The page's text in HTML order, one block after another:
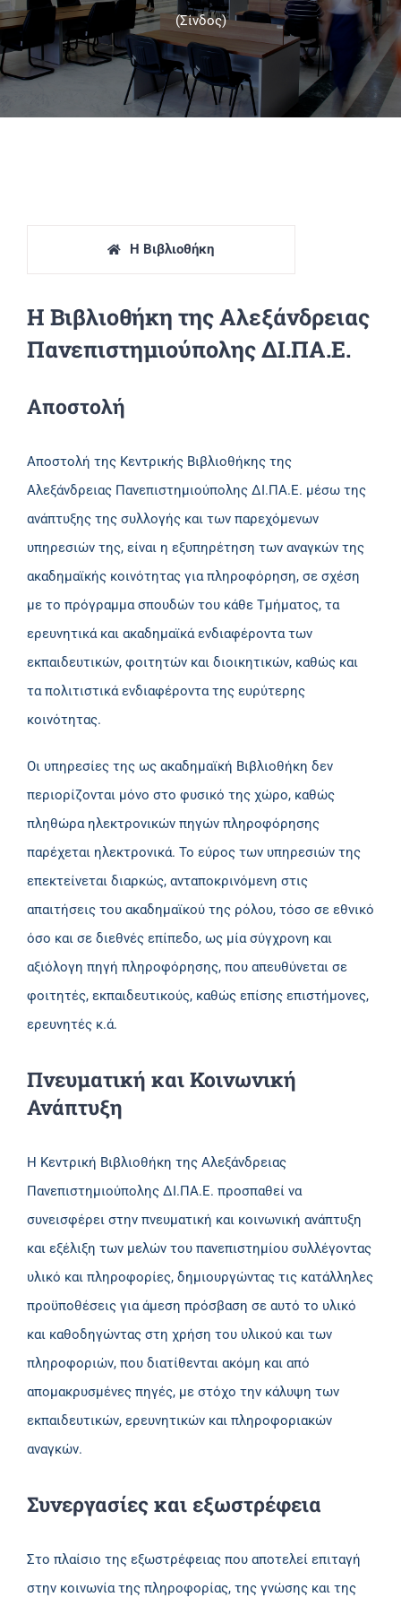
Πανεπιστημιακές Μονάδες
(Σίνδος)
H Βιβλιοθήκη
Η Βιβλιοθήκη της Αλεξάνδρειας
Πανεπιστημιούπολης ΔΙ.ΠΑ.Ε.
Αποστολή
Αποστολή της Κεντρικής Βιβλιοθήκης της
Αλεξάνδρειας Πανεπιστημιούπολης ΔΙ.ΠΑ.Ε. μέσω της
ανάπτυξης της συλλογής και των παρεχόμενων
υπηρεσιών της, είναι η εξυπηρέτηση των αναγκών της
ακαδημαϊκής κοινότητας για πληροφόρηση, σε σχέση
με το πρόγραμμα σπουδών του κάθε Τμήματος, τα
ερευνητικά και ακαδημαϊκά ενδιαφέροντα των
εκπαιδευτικών, φοιτητών και διοικητικών, καθώς και
τα πολιτιστικά ενδιαφέροντα της ευρύτερης
κοινότητας.
Οι υπηρεσίες της ως ακαδημαϊκή Βιβλιοθήκη δεν
περιορίζονται μόνο στο φυσικό της χώρο, καθώς
πληθώρα ηλεκτρονικών πηγών πληροφόρησης
παρέχεται ηλεκτρονικά. Το εύρος των υπηρεσιών της
επεκτείνεται διαρκώς, ανταποκρινόμενη στις
απαιτήσεις του ακαδημαϊκού της ρόλου, τόσο σε εθνικό
όσο και σε διεθνές επίπεδο, ως μία σύγχρονη και
αξιόλογη πηγή πληροφόρησης, που απευθύνεται σε
φοιτητές, εκπαιδευτικούς, καθώς επίσης επιστήμονες,
ερευνητές κ.ά.
Πνευματική και Κοινωνική
Ανάπτυξη
Η Κεντρική Βιβλιοθήκη της Αλεξάνδρειας
Πανεπιστημιούπολης ΔΙ.ΠΑ.Ε. προσπαθεί να
συνεισφέρει στην πνευματική και κοινωνική ανάπτυξη
και εξέλιξη των μελών του πανεπιστημίου συλλέγοντας
υλικό και πληροφορίες, δημιουργώντας τις κατάλληλες
προϋποθέσεις για άμεση πρόσβαση σε αυτό το υλικό
και καθοδηγώντας στη χρήση του υλικού και των
πληροφοριών, που διατίθενται ακόμη και από
απομακρυσμένες πηγές, με στόχο την κάλυψη των
εκπαιδευτικών, ερευνητικών και πληροφοριακών
αναγκών.
Συνεργασίες και εξωστρέφεια
Στο πλαίσιο της εξωστρέφειας που αποτελεί επιταγή
στην κοινωνία της πληροφορίας, της γνώσης και της